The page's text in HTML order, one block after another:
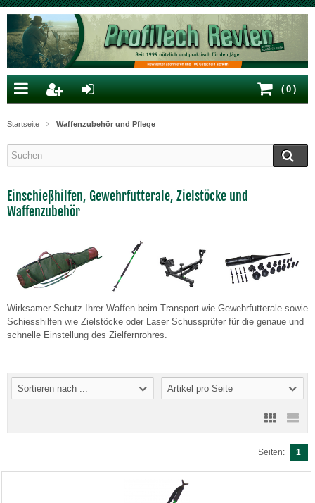
( 0 )
Startseite Waffenzubehör und Pflege
Einschießhilfen, Gewehrfutterale, Zielstöcke und
Waffenzubehör
Wirksamer Schutz Ihrer Waffen beim Transport wie Gewehrfutterale sowie
Schiesshilfen wie Zielstöcke oder Laser Schussprüfer für die genaue und
schnelle Einstellung des Zielfernrohres.
Sortieren nach ... Artikel pro Seite
Seiten: 1